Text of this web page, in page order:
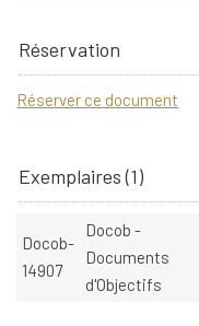
Réservation
Réserver ce document
Exemplaires (1)
Docob-
14907
Docob -
Documents
d'Objectifs